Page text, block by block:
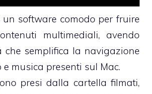
software comodo per fruire
multimediali, avendo
che semplifica la navigazione
e musica presenti sul Mac.
presi dalla cartella filmati,